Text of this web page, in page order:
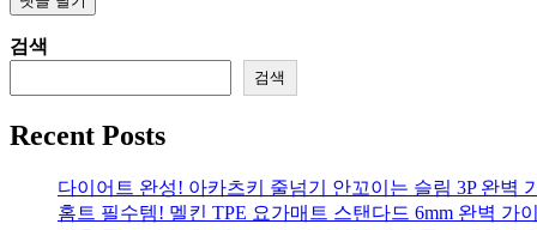
검색
검색
Recent Posts
다이어트 완성! 아카츠키 줄넘기 안꼬이는 슬림 3P 완벽
홈트 필수템! 멜킨 TPE 요가매트 스탠다드 6mm 완벽 가